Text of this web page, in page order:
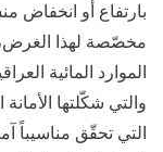
بارتفاع أو ‏انخفاض
مخصّصة لهذا
الموارد المائية
‏والتي شكّلتها
التي تحقّق مناسيباً